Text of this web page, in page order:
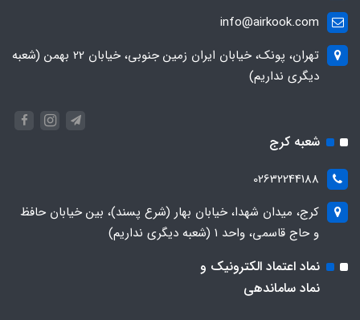
info@airkook.com
تهران، پونک، خیابان ایران زمین جنوبی، خیابان 22 بهمن (شعبه
دیگری نداریم)
شعبه کرج
02632244188
کرج، میدان شهدا، خیابان بهار (شرع پسند)، بین خیابان حافظ
و حاج قاسمی، واحد ۱ (شعبه دیگری نداریم)
نماد اعتماد الکترونیک و
نماد ساماندهی